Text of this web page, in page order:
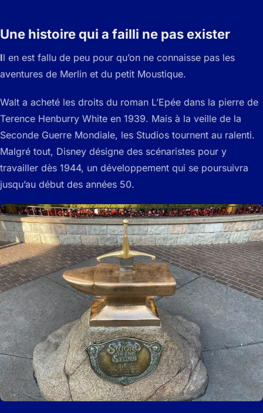
Une histoire qui a failli ne pas exister
Il en est fallu de peu pour qu’on ne connaisse pas les
aventures de Merlin et du petit Moustique.
Walt a acheté les droits du roman L’Epée dans la pierre de
Terence Henburry White en 1939. Mais à la veille de la
Seconde Guerre Mondiale, les Studios tournent au ralenti.
Malgré tout, Disney désigne des scénaristes pour y
travailler dès 1944, un développement qui se poursuivra
jusqu’au début des années 50.